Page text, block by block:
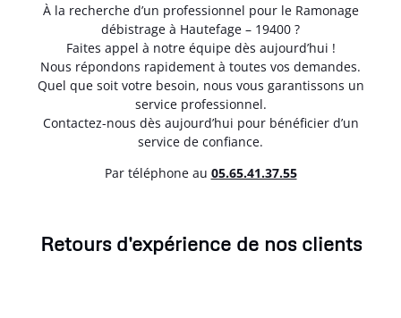
À la recherche d’un professionnel pour le Ramonage
débistrage à Hautefage – 19400 ?
Faites appel à notre équipe dès aujourd’hui !
Nous répondons rapidement à toutes vos demandes.
Quel que soit votre besoin, nous vous garantissons un
service professionnel.
Contactez-nous dès aujourd’hui pour bénéficier d’un
service de confiance.
Par téléphone au 05.65.41.37.55
Retours d'expérience de nos clients